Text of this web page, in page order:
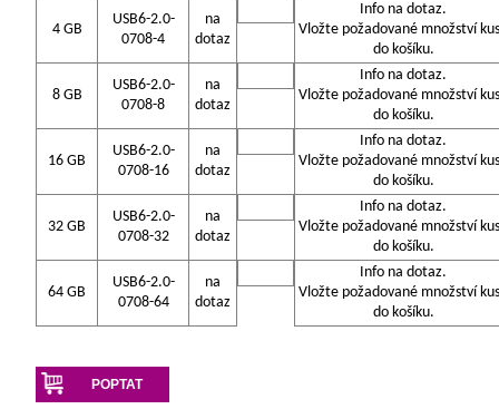
4 GB
USB6-2.0-
0708-4
na
dotaz
Info na dotaz.
Vložte požadované množství
do košíku.
8 GB
USB6-2.0-
0708-8
na
dotaz
Info na dotaz.
Vložte požadované množství
do košíku.
16 GB
USB6-2.0-
0708-16
na
dotaz
Info na dotaz.
Vložte požadované množství
do košíku.
32 GB
USB6-2.0-
0708-32
na
dotaz
Info na dotaz.
Vložte požadované množství
do košíku.
64 GB
USB6-2.0-
0708-64
na
dotaz
Info na dotaz.
Vložte požadované množství
do košíku.
POPTAT